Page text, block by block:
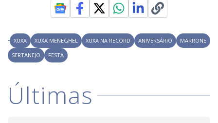
XUXA XUXA MENEGHEL XUXA NA RECORD ANIVERSÁRIO
MARRONE
SERTANEJO
FESTA
Últimas